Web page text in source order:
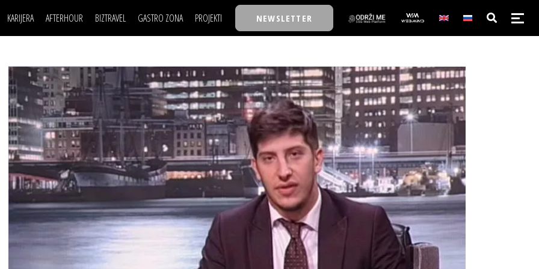
KARIJERA
LJUDI (HR)
MOJ UGAO
USAVRŠAVANJE
KNOW-HOW
AFTERHOUR
KNJIGE
AUTO SVET
STIL
WELLBEING
BIZTRAVEL GASTRO ZONA PROJEKTI
TASTY TALKS
30 ISPOD 30
BACK TO OFFICE/SCHOOL
BIZBENDOVI
BIZKOLEGIJUM
BMW BIZNIS LIGA
BIZLIFE WEEK
IZJAVA GODINE
NEWSLETTER
POSAO
MOJ UGAO
USAVRŠAVANJE
KNOW-HOW
FILM I SCENA
AUTO SVET
STIL
WELLBEING
NAJKOLEGA
30 ISPOD 30
BACK TO OFFICE/SCHOOL
BIZBENDOVI
BIZKOLEGIJUM
BMW BIZNIS LIGA
BIZLIFE WEEK
IZJAVA GODINE